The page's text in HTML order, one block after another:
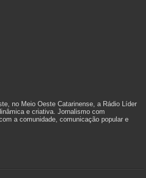
no Meio Oeste Catarinense, a Rádio Líder
e criativa. Jornalismo com
a comunidade, comunicação popular e